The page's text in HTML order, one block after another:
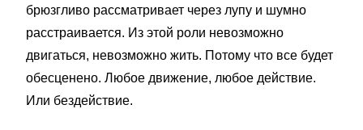
брюзгливо рассматривает через лупу и шумно
расстраивается. Из этой роли невозможно
двигаться, невозможно жить. Потому что все будет
обесценено. Любое движение, любое действие.
Или бездействие.